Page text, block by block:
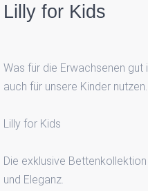
Lilly for Kids
Was für die Erwachsenen gut
auch für unsere Kinder nutzen.
Lilly for Kids
Die exklusive
und Eleganz.